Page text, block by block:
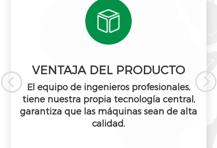
VENTAJA DEL PRODUCTO
El equipo de ingenieros profesionales,
tiene nuestra propia tecnología central,
garantiza que las máquinas sean de alta
calidad.